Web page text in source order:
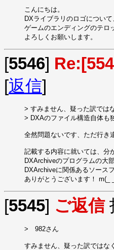
こんにちは。
DXライブラリのロゴについて
ゲームのエンディングのテロ
よろしくお願いします。
[5546]
[返信]
> すみません、疑った訳では
> DXAのファイル構造自体も
全然問題ないです、ただ行き
記載する内容に就いては、分
DXArchiveのプログラムの大
DXArchiveに関係あるソース
ありがとうございます！ m(_
[5545] ご返信
>　982さん
すみません、疑った訳ではな